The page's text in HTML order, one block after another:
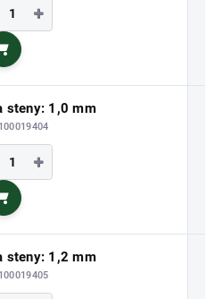
+
Do košíka
steny: 1,0 mm
+
Do košíka
steny: 1,2 mm